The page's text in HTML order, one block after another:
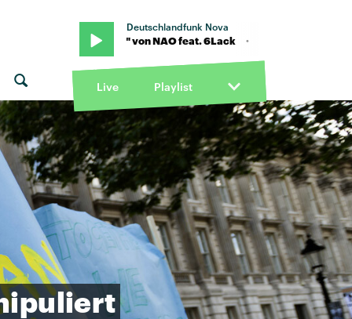
Deutschlandfunk Nova
you ever" von NAO feat. 6Lack · "If you ever" von NAO feat.
Live Playlist